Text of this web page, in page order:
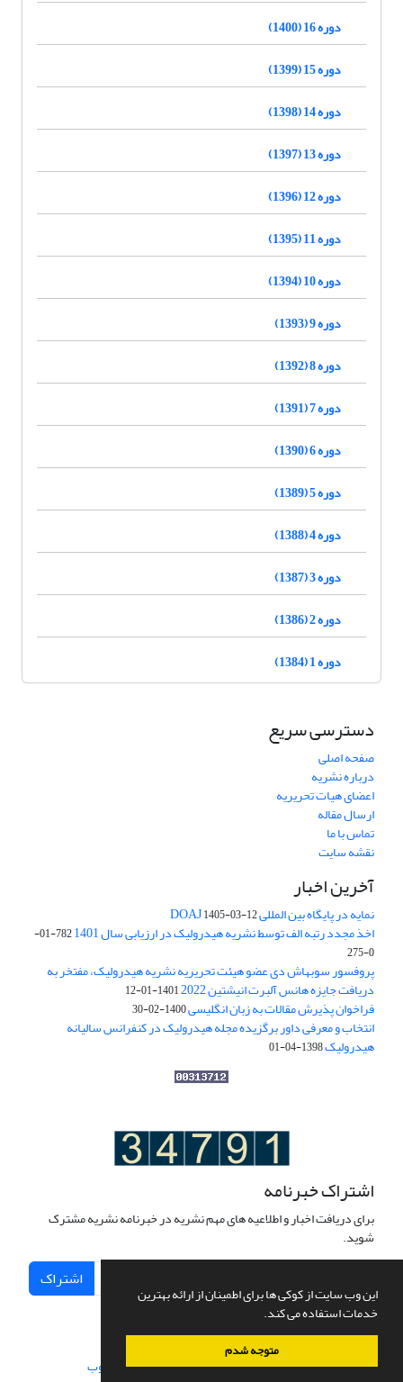
این وب سایت از کوکی ها برای اطمینان از ارائه بهترین
خدمات استفاده می کند.
متوجه شدم
دوره 16 (1400)
دوره 15 (1399)
دوره 14 (1398)
دوره 13 (1397)
دوره 12 (1396)
دوره 11 (1395)
دوره 10 (1394)
دوره 9 (1393)
دوره 8 (1392)
دوره 7 (1391)
دوره 6 (1390)
دوره 5 (1389)
دوره 4 (1388)
دوره 3 (1387)
دوره 2 (1386)
دوره 1 (1384)
دسترسی سریع
صفحه اصلی
درباره نشریه
اعضای هیات تحریریه
ارسال مقاله
تماس با ما
نقشه سایت
آخرین اخبار
نمایه در پایگاه بین المللی DOAJ1405-03-12
اخذ مجدد رتبه الف توسط نشریه هیدرولیک در ارزیابی سال 1401
782-01-
0-275
پروفسور سوبهاش دی عضو هیئت تحریریه نشریه هیدرولیک، مفتخر به
دریافت جایزه هانس آلبرت انیشتین 2022 1401-01-12
فراخوان پذیرش مقالات به زبان انگلیسی1400-02-30
انتخاب و معرفی داور برگزیده مجله هیدرولیک در کنفرانس سالیانه
هیدرولیک1398-04-01
اشتراک خبرنامه
برای دریافت اخبار و اطلاعیه های مهم نشریه در خبرنامه نشریه مشترک
شوید.
اشتراک
سامانه مدیریت نشریات علمی.طراحی و پیاده سازی از سیناوب